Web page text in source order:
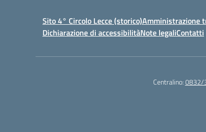
Sito 4° Circolo Lecce (storico)Amministrazione
Dichiarazione di accessibilitàNote legaliContatti
Centralino:0832/